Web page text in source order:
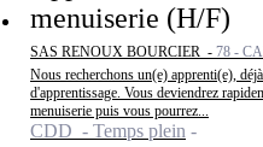
menuiserie (H/F)
SAS RENOUX BOURCIER - 78 -
Nous recherchons un(e) apprenti(e),
d'apprentissage. Vous deviendrez
menuiserie puis vous pourrez...
CDD - Temps plein